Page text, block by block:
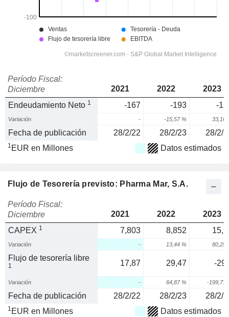
Período Fiscal:
Diciembre
2021 2022
2023
Endeudamiento Neto 1 -167 -193 -
Variación - -15,57 % 33,16
Fecha de publicación 28/2/22 28/2/23 28/2/
1 EUR en Millones Datos estimados
Flujo de Tesorería previsto: Pharma Mar, S.A.
Período Fiscal:
Diciembre
2021 2022
2023
CAPEX 1 7,803 8,852
Variación - 13,44 % 80,25
Flujo de tesorería libre
1 17,87 29,47 -
Variación - 64,87 % -199,77
Fecha de publicación 28/2/22 28/2/23 28/2/
1 EUR en Millones Datos estimados